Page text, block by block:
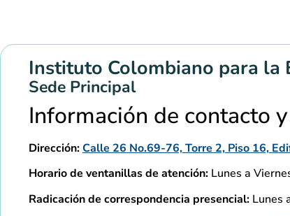
Instituto Colombiano para la
Sede Principal
Información de contacto
Dirección:Calle 26 No.69-76, Torre 2, Piso 16,
Horario de ventanillas de atención: Lunes a
Radicación de correspondencia presencial: Lunes